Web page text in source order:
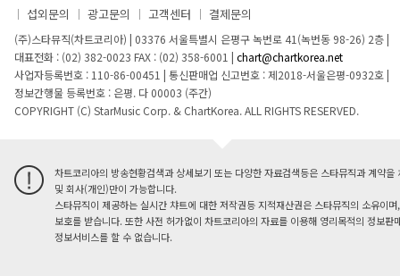
섭외문의
광고문의 고객센터 결제문의
(주)스타뮤직(차트코리아) | 03376 서울특별시 은평구 녹번로 41(녹번동 98-26) 2층|
대표전화 : (02) 382-0023 FAX : (02) 358-6001 | chart@chartkorea.net
사업자등록번호 : 110-86-00451 | 통신판매업 신고번호 : 제2018-서울은평-0932호|
정보간행물 등록번호 : 은평. 다 00003 (주간)
COPYRIGHT (C) StarMusic Corp. & ChartKorea. ALL RIGHTS RESERVED.
차트코리아의 방송현황검색과 상세보기 또는 다양한 자료검색등은 스타뮤직과 계약을
및 회사(개인)만이 가능합니다.
스타뮤직이 제공하는 실시간 챠트에 대한 저작권등 지적재산권은 스타뮤직의 소유이
보호를 받습니다. 또한 사전 허가없이 차트코리아의 자료를 이용해 영리목적의 정보판
정보서비스를 할 수 없습니다.